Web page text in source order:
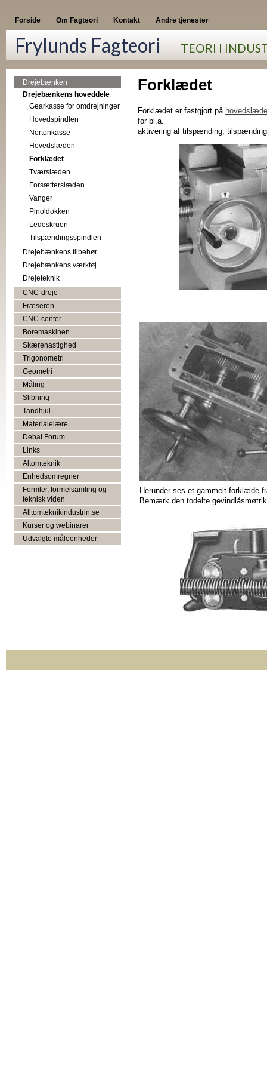
Forside Om Fagteori Kontakt Andre tjenester
Frylunds Fagteori TEORI I
Drejebænken
Drejebænkens hoveddele
Gearkasse for omdrejninger
Hovedspindlen
Nortonkasse
Hovedslæden
Forklædet
Tværslæden
Forsætterslæden
Vanger
Pinoldokken
Ledeskruen
Tilspændingsspindlen
Drejebænkens tilbehør
Drejebænkens værktøj
Drejeteknik
CNC-dreje
Fræseren
CNC-center
Boremaskinen
Skærehastighed
Trigonometri
Geometri
Måling
Slibning
Tandhjul
Materialelære
Debat Forum
Links
Altomteknik
Enhedsomregner
Formler, formelsamling og
teknisk viden
Alltomteknikindustrin.se
Kurser og webinarer
Udvalgte måleenheder
Forklædet
Forklædet er fastgjort på
for bl.a.
aktivering af tilspænding,
Herunder ses et gammelt forklæde
Bemærk den todelte